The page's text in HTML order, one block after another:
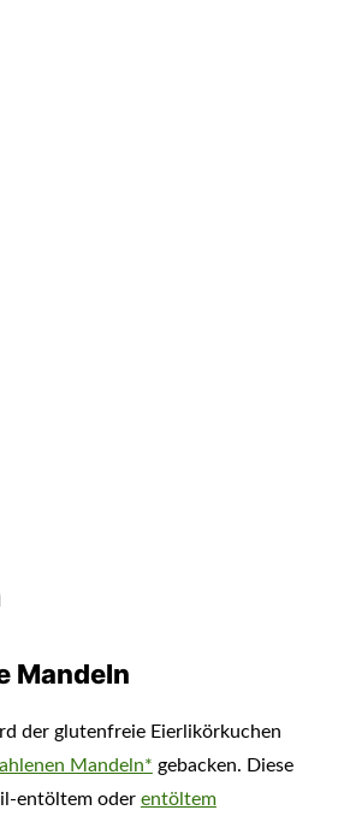
Mandeln
der glutenfreie Eierlikörkuchen
Mandeln* gebacken. Diese
entöltem oder entöltem